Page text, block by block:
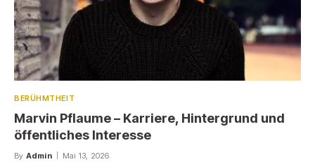
BERÜHMTHEIT
Marvin Pflaume – Karriere, Hintergrund und
öffentliches Interesse
By Admin Mai 13, 2026